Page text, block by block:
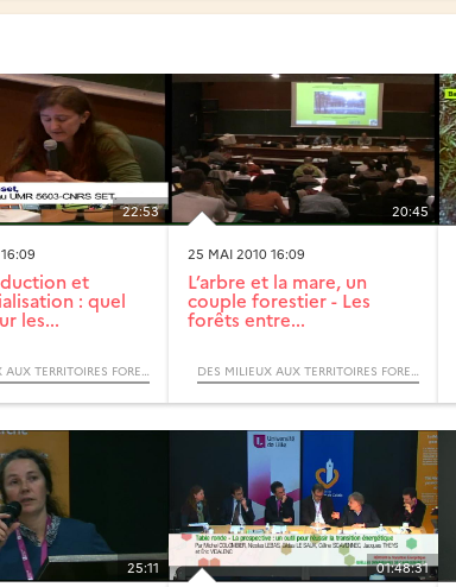
22:53
et
: quel
les...
DES MILIEUX AUX TERRITOIRES FORESTIERS, ITINÉRAIRES BIOGÉOGRAPHIQUES (COLLOQUE)
20:45
25 MAI 2010 16:09
L’arbre et la mare, un
couple forestier - Les
forêts entre...
DES MILIEUX AUX TERRITOIRES FORESTIERS, ITINÉRAIRES BIOGÉOGRAPHIQUES (COLLOQUE)
25:11 01:48:31